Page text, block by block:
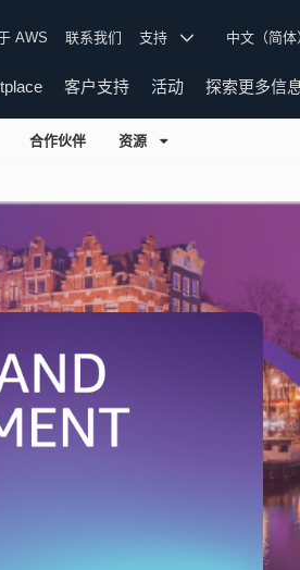
AWS 联系我们 支持 中文（简
客户支持 活动 探索更多信
合作伙伴 资源